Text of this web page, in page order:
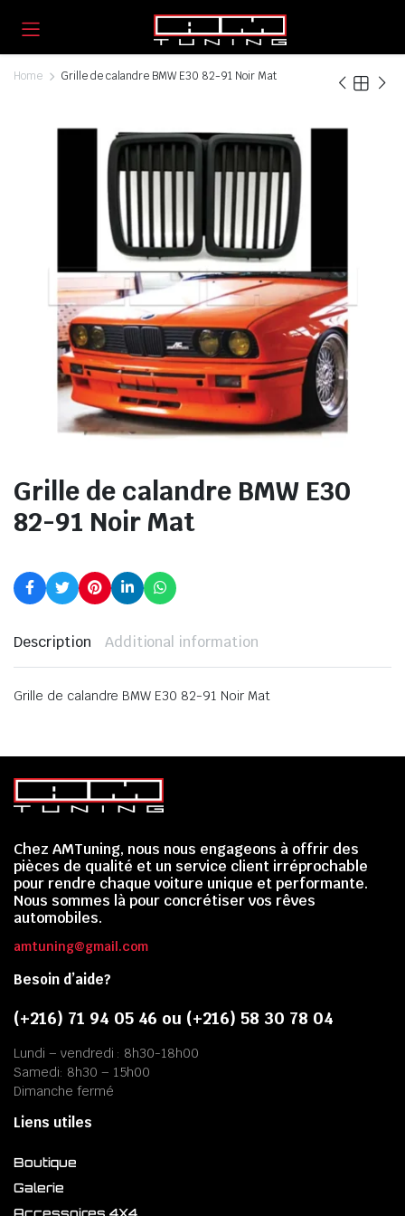
Home Grille de calandre BMW E30 82-91 Noir Mat
Grille de calandre BMW E30
82-91 Noir Mat
Description Additional information
Grille de calandre BMW E30 82-91 Noir Mat
Chez AMTuning, nous nous engageons à offrir des
pièces de qualité et un service client irréprochable
pour rendre chaque voiture unique et performante.
Nous sommes là pour concrétiser vos rêves
automobiles.
amtuning@gmail.com
Besoin d’aide?
(+216) 71 94 05 46 ou (+216) 58 30 78 04
Lundi – vendredi : 8h30-18h00
Samedi: 8h30 – 15h00
Dimanche fermé
Liens utiles
Boutique
Galerie
Accessoires 4X4